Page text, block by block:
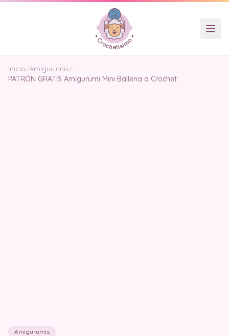
Inicio/Amigurumis/
PATRÓN GRATIS Amigurumi Mini Ballena a Crochet
Amigurumis